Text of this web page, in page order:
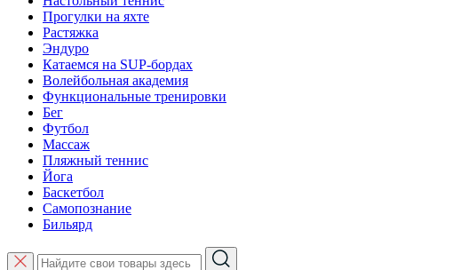
Прогулки на яхте
Растяжка
Эндуро
Катаемся на SUP-бордах
Волейбольная академия
Функциональные тренировки
Бег
Футбол
Массаж
Пляжный теннис
Йога
Баскетбол
Самопознание
Бильярд